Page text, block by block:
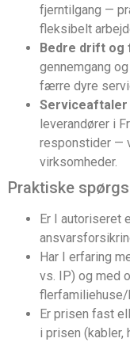
fjerntilgang —
fleksibelt
Bedre drift
gennemgang
færre dyre
Serviceaftaler
leverandører i
responstider —
virksomheder.
Praktiske
Er I autoriseret
Har I erfaring
vs. IP) og med
Er prisen fast
i prisen (kabler,